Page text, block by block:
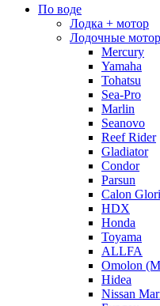
По воде
Лодка + мотор
Лодочные
Mercury
Yamaha
Tohatsu
Sea-Pro
Marlin
Seanovo
Reef Rider
Gladiator
Condor
Parsun
Calon
HDX
Honda
Toyama
ALLFA
Omolon
Hidea
Nissan